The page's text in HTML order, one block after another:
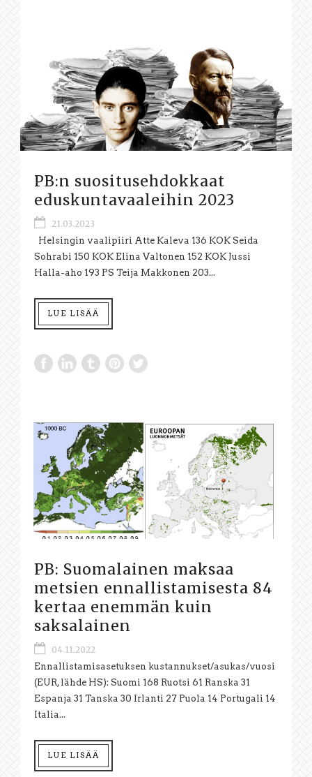
PB:n suositusehdokkaat
eduskuntavaaleihin 2023
21.03.2023
Helsingin vaalipiiri Atte Kaleva 136 KOK Seida
Sohrabi 150 KOK Elina Valtonen 152 KOK Jussi
Halla-aho 193 PS Teija Makkonen 203...
LUE LISÄÄ
PB: Suomalainen maksaa
metsien ennallistamisesta 84
kertaa enemmän kuin
saksalainen
04.11.2022
Ennallistamisasetuksen kustannukset/asukas/vuosi
(EUR, lähde HS): Suomi 168 Ruotsi 61 Ranska 31
Espanja 31 Tanska 30 Irlanti 27 Puola 14 Portugali 14
Italia...
LUE LISÄÄ